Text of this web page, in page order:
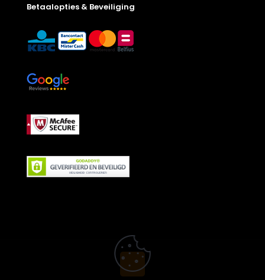
Betaalopties & Beveiliging